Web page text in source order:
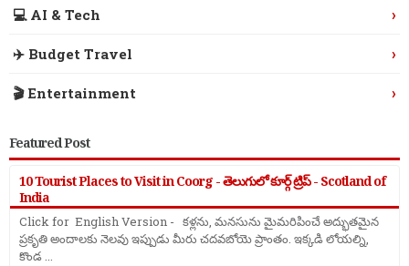
💻 AI & Tech ›
✈️ Budget Travel ›
🎬 Entertainment ›
Featured Post
10 Tourist Places to Visit in Coorg - తెలుగులో కూర్గ్ ట్రిప్ - Scotland of
India
Click for English Version - కళ్లను, మనసును మైమరిపించే అద్భుతమైన
ప్రకృతి అందాలకు నెలవు ఇప్పుడు మీరు చదవబోయె ప్రాంతం. ఇక్కడి లోయల్ని,
కొండ ...